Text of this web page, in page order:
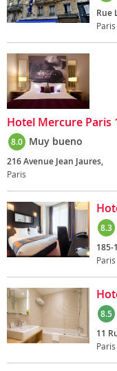
Rue
Paris
Hotel Mercure Paris
8.0 Muy bueno
216 Avenue Jean Jaures,
Paris
8.3
185-
Paris
8.5
11
Paris